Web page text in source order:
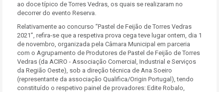
ao doce típico de Torres Vedras, os quais se realizaram no
decorrer do evento Reserva.
Relativamente ao concurso “Pastel de Feijão de Torres Vedras
2021”, refira-se que a respetiva prova cega teve lugar ontem, dia 1
de novembro, organizada pela Câmara Municipal em parceria
com o Agrupamento de Produtores de Pastel de Feijão de Torres
Vedras (da ACIRO - Associação Comercial, Industrial e Serviços
da Região Oeste), sob a direção técnica de Ana Soeiro
(representante da associação Qualifica/Origin Portugal), tendo
constituído o respetivo painel de provadores: Edite Robalo,